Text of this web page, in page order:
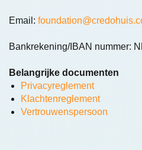
Email:
Bankrekening/IBAN nummer:
Belangrijke documenten
Privacyreglement
Klachtenreglement
Vertrouwenspersoon